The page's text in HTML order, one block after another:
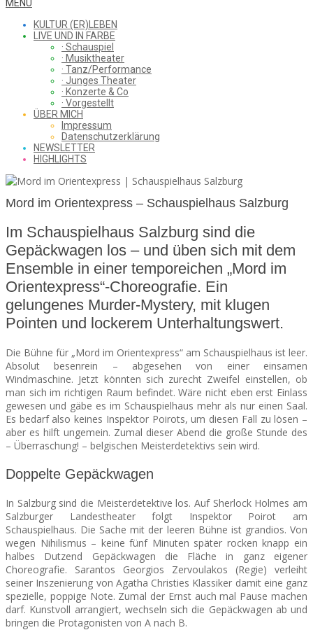
WHAT
SAW
FROM
THE
CHEAP
SEATS
Menu
MENU
KULTUR (ER)LEBEN
LIVE UND IN FARBE
· Schauspiel
· Musiktheater
· Tanz/Performance
· Junges Theater
· Konzerte & Co
· Vorgestellt
ÜBER MICH
Impressum
Datenschutzerklärung
NEWSLETTER
HIGHLIGHTS
Mord im Orientexpress – Schauspielhaus Salzburg
Im Schauspielhaus Salzburg sind die
Gepäckwagen los – und üben sich mit dem
Ensemble in einer temporeichen „Mord im
Orientexpress“-Choreografie. Ein
gelungenes Murder-Mystery, mit klugen
Pointen und lockerem Unterhaltungswert.
Die Bühne für „Mord im Orientexpress“ am Schauspielhaus ist leer.
Absolut besenrein – abgesehen von einer einsamen
Windmaschine. Jetzt könnten sich zurecht Zweifel einstellen, ob
man sich im richtigen Raum befindet. Wäre nicht eben erst Einlass
gewesen und gäbe es im Schauspielhaus mehr als nur einen Saal.
Es bedarf also keines Inspektor Poirots, um diesen Fall zu lösen –
aber es hilft ungemein. Zumal dieser Abend die große Stunde des
– Überraschung! – belgischen Meisterdetektivs sein wird.
Doppelte Gepäckwagen
In Salzburg sind die Meisterdetektive los. Auf Sherlock Holmes am
Salzburger Landestheater folgt Inspektor Poirot am
Schauspielhaus. Die Sache mit der leeren Bühne ist grandios. Von
wegen Nihilismus – keine fünf Minuten später rocken knapp ein
halbes Dutzend Gepäckwagen die Fläche in ganz eigener
Choreografie. Sarantos Georgios Zervoulakos (Regie) verleiht
seiner Inszenierung von Agatha Christies Klassiker damit eine ganz
spezielle, poppige Note. Zumal der Ernst auch mal Pause machen
darf. Kunstvoll arrangiert, wechseln sich die Gepäckwagen ab und
bringen die Protagonisten von A nach B.